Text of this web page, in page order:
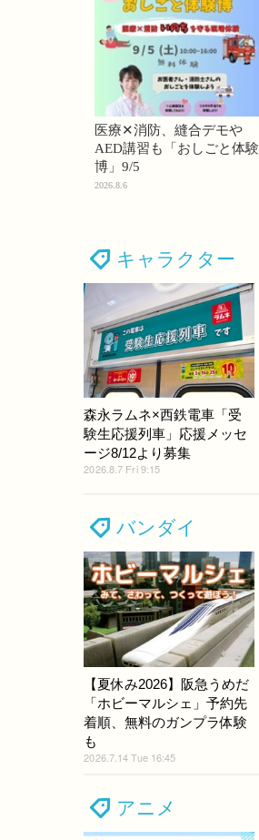
医療✕消防、縫合デモや
AED講習も「おしごと体験
博」9/5
2026.8.6
キャラクター
森永ラムネ×西鉄電車「受
験生応援列車」応援メッセ
ージ8/12より募集
2026.8.7 Fri 9:15
バンダイ
【夏休み2026】阪急うめだ
「ホビーマルシェ」予約先
着順、無料のガンプラ体験
も
2026.7.14 Tue 16:45
アニメ